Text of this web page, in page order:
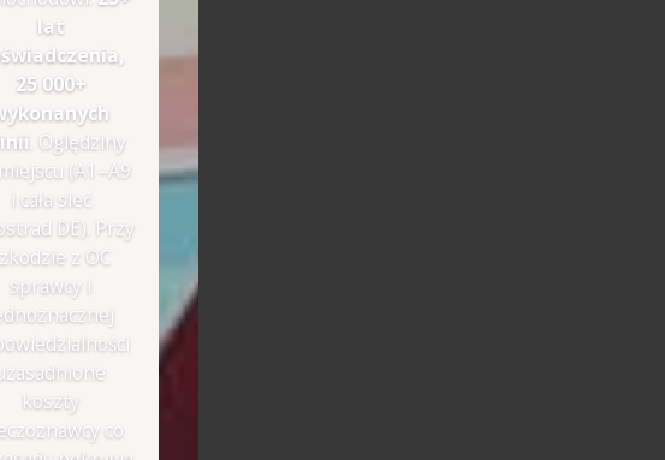
lat
25 000+
. Oględziny
(A1–A9
i cała sieć
DE). Przy
z OC
sprawcy i
koszty
co